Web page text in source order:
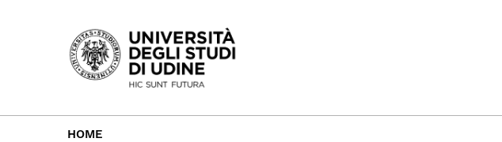
Passa al contenuto principale
HOME